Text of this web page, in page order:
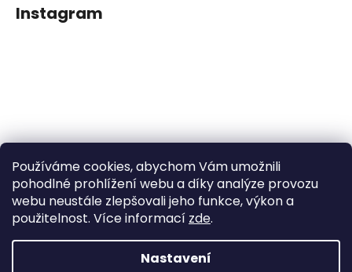
Používáme cookies, abychom Vám umožnili
pohodlné prohlížení webu a díky analýze provozu
webu neustále zlepšovali jeho funkce, výkon a
použitelnost. Více informací zde.
Nastavení
Instagram
Sledovat na Instagramu
Facebook